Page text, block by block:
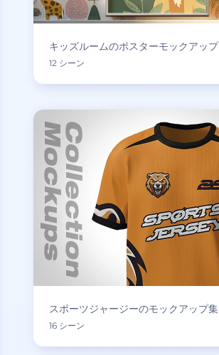
キッズルームのポスターモックアップ
12 シーン
スポーツジャージーのモックアップ集
16 シーン